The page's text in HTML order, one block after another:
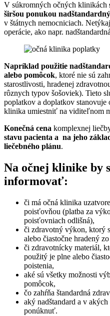
V súkromných očných klinikách
širšou ponukou
v štátnych nemocniciach.
operácie, ako napr.
Napríklad použitie
alebo pomôcok, ktoré nie sú
starostlivosti, hradenej
rôznych typov šošoviek). Tieto
poplatkov a doplatkov
klinika umiestniť na viditeľnom
Konečná cena komplexnej
stavu pacienta a na jeho
liečebného plánu.
Na očnej klinike by
informovať:
či má očná klinika
poisťovňou (platba za
poisťovniach odlišná),
či zdravotný výkon, ktorý
alebo čiastočne hradený
či zdravotnícky materiál,
použitý je plne alebo
poistenia,
aké sú všetky možnosti
pomôcok,
čo zahŕňa štandardná
aký nadštandard a v
ponúknuť.